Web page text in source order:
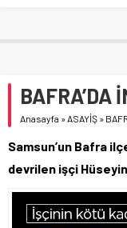
BAFRA’DA
Anasayfa »ASAYİŞ »
Samsun’un Bafra
devrilen işçi